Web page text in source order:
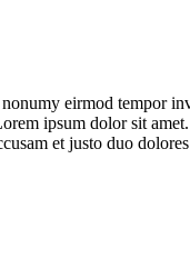
eirmod tempor
ipsum dolor sit
et justo duo